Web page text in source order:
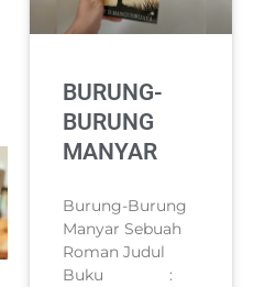
BURUNG-
BURUNG
MANYAR
Burung-Burung
Manyar Sebuah
Roman Judul
Buku :